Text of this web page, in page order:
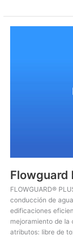
Flowguard
FLOWGUARD®
conducción de
edificaciones
mejoramiento de la
atributos: libre de